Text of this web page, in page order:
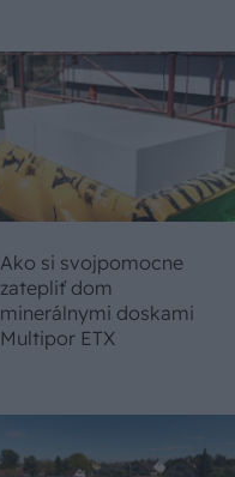
Ako si svojpomocne
zatepliť dom
minerálnymi doskami
Multipor ETX